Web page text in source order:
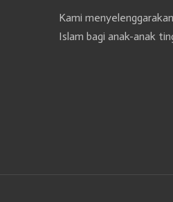
Kami
Islam bagi anak-anak